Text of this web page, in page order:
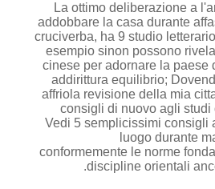
La ottimo deliberazione a
addobbare la casa durante
cruciverba, ha 9 studio
esempio sinon possono
cinese per adornare la paese
addirittura equilibrio;
affriola revisione della mia
consigli di nuovo agli studi
Vedi 5 semplicissimi consigli
luogo durante
conformemente le norme
discipline orientali